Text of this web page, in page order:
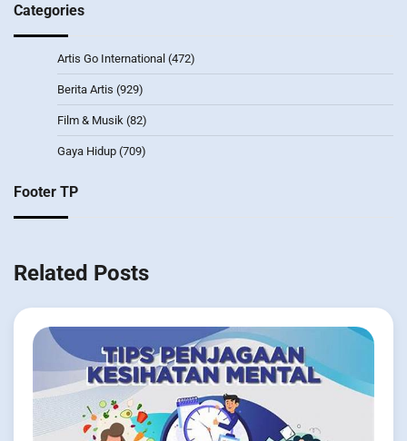
Categories
Artis Go International (472)
Berita Artis (929)
Film & Musik (82)
Gaya Hidup (709)
Footer TP
Related Posts